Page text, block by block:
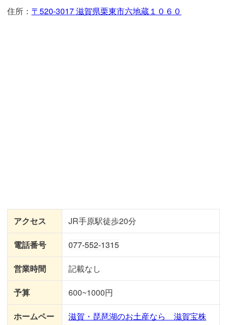
住所： 〒520-3017 滋賀県栗東市六地蔵１０６０
アクセス JR手原駅徒歩20分
電話番号 077-552-1315
営業時間 記載なし
予算 600~1000円
ホームペー
滋賀・琵琶湖のお土産なら 滋賀宝株